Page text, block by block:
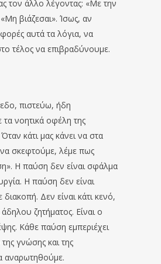
τον άλλο λέγοντας: «Με την
βιάζεσαι». Ίσως, αν
αυτά τα λόγια, να
τέλος να επιβραδύνουμε.
πιστεύω, ήδη
νοητικά οφέλη της
κάτι μας κάνει να στα
σκεφτούμε, λέμε πως
Η παύση δεν είναι σφάλμα
Η παύση δεν είναι
Δεν είναι κάτι κενό,
ζητήματος. Είναι ο
Κάθε παύση εμπεριέχει
γνώσης και της
αναρωτηθούμε.